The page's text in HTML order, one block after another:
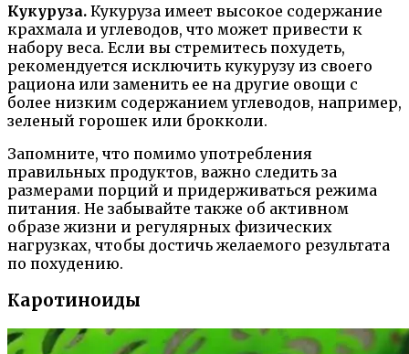
Кукуруза. Кукуруза имеет высокое содержание
крахмала и углеводов, что может привести к
набору веса. Если вы стремитесь похудеть,
рекомендуется исключить кукурузу из своего
рациона или заменить ее на другие овощи с
более низким содержанием углеводов, например,
зеленый горошек или брокколи.
Запомните, что помимо употребления
правильных продуктов, важно следить за
размерами порций и придерживаться режима
питания. Не забывайте также об активном
образе жизни и регулярных физических
нагрузках, чтобы достичь желаемого результата
по похудению.
Каротиноиды